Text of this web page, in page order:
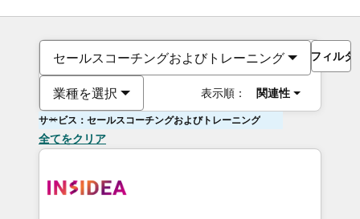
セールスコーチングおよびトレーニング
業種を選択 表示順： 関連性
フィルタ
サービス：セールスコーチングおよびトレーニング
全てをクリア